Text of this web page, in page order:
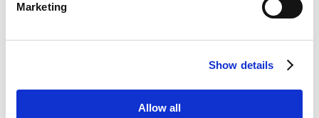
HubSpot
Marketing
Show details
Allow all
2023年12月
PROFESSIONAL ADMISSIONS